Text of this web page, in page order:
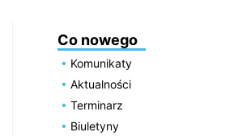
Co nowego
Komunikaty
Aktualności
Terminarz
Biuletyny